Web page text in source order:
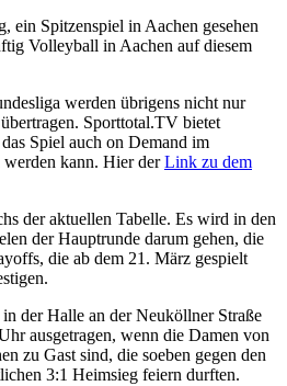
ein Spitzenspiel in Aachen gesehen
Volleyball in Aachen auf diesem
werden übrigens nicht nur
Sporttotal.TV bietet
Spiel auch on Demand im
werden kann. Hier derLink zu dem
der aktuellen Tabelle. Es wird in den
der Hauptrunde darum gehen, die
die ab dem 21. März gespielt
der Halle an der Neuköllner Straße
ausgetragen, wenn die Damen von
zu Gast sind, die soeben gegen den
3:1 Heimsieg feiern durften.